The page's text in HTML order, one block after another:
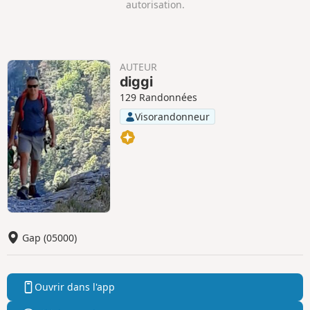
autorisation.
AUTEUR
diggi
129 Randonnées
Visorandonneur
Gap (05000)
Ouvrir dans l'app